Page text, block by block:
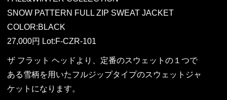
SNOW PATTERN FULL ZIP SWEAT JACKET
COLOR:BLACK
27,000円 Lot:F-CZR-101
ザ フラット ヘッドより、定番のスウェットの１つで
ある雪柄を用いたフルジップタイプのスウェットジャ
ケットになります。